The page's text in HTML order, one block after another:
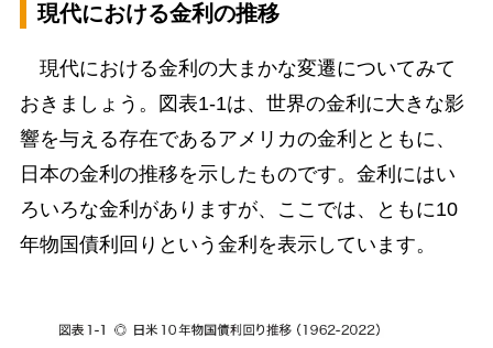
現代における金利の推移
現代における金利の大まかな変遷についてみて
おきましょう。図表1-1は、世界の金利に大きな影
響を与える存在であるアメリカの金利とともに、
日本の金利の推移を示したものです。金利にはい
ろいろな金利がありますが、ここでは、ともに10
年物国債利回りという金利を表示しています。